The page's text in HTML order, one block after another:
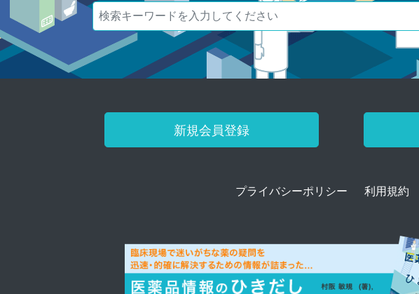
新規会員登録
プライバシーポリシー 利用規約